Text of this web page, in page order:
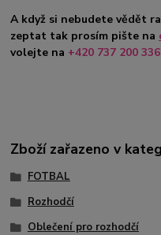
A když si nebudete vědět
zeptat tak prosím pište na
volejte na +420 737 200 336
Zboží zařazeno v
FOTBAL
Rozhodčí
Oblečení pro rozhodčí